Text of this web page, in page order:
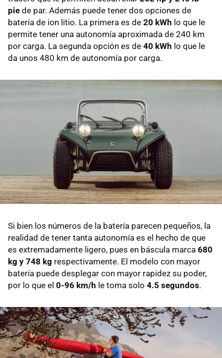
pie de par. Además puede tener dos opciones de
batería de ion litio. La primera es de 20 kWh lo que le
permite tener una autonomía aproximada de 240 km
por carga. La segunda opción es de 40 kWh lo que le
da unos 480 km de autonomía por carga.
Si bien los números de la batería parecen pequeños, la
realidad de tener tanta autonomía es el hecho de que
es extremadamente ligero, pues en báscula marca 680
kg y 748 kg respectivamente. El modelo con mayor
batería puede desplegar con mayor rapidez su poder,
por lo que el 0-96 km/h le toma solo 4.5 segundos.